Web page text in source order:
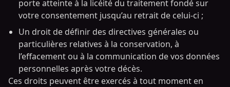
porte atteinte à la licéité du traitement fondé sur
votre consentement jusqu’au retrait de celui-ci ;
Un droit de définir des directives générales ou
particulières relatives à la conservation, à
l’effacement ou à la communication de vos données
personnelles après votre décès.
Ces droits peuvent être exercés à tout moment en